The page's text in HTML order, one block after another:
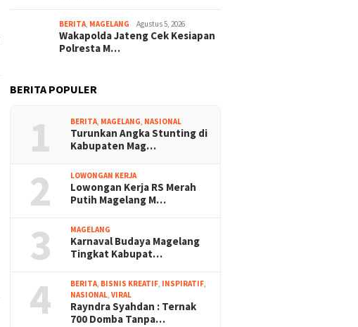
BERITA, MAGELANG Agustus 5, 2026
Wakapolda Jateng Cek Kesiapan
Polresta M…
BERITA POPULER
1 BERITA, MAGELANG, NASIONAL
Turunkan Angka Stunting di
Kabupaten Mag…
2 LOWONGAN KERJA
Lowongan Kerja RS Merah
Putih Magelang M…
3 MAGELANG
Karnaval Budaya Magelang
Tingkat Kabupat…
4 BERITA, BISNIS KREATIF, INSPIRATIF,
NASIONAL,VIRAL
Rayndra Syahdan : Ternak
700 Domba Tanpa…